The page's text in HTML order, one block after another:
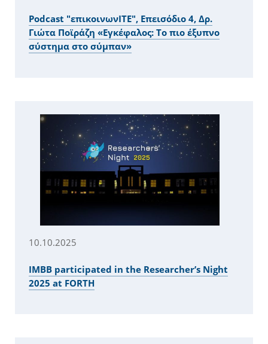
Podcast "επικοινωνITE", Επεισόδιο 4, Δρ.
Γιώτα Ποϊράζη «Εγκέφαλος: Το πιο έξυπνο
σύστημα στο σύμπαν»
10.10.2025
ΙΜΒΒ participated in the Researcher’s Night
2025 at FORTH